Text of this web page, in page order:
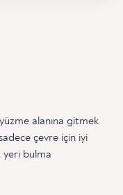
alanına gitmek
çevre için iyi
yeri bulma